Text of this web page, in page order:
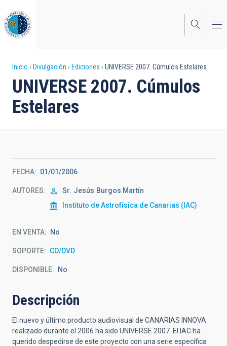
al
contenido
principal
Sobrescribir
enlaces
de
la
navegación
Inicio Divulgación Ediciones UNIVERSE 2007. Cúmulos Estelares
UNIVERSE 2007. Cúmulos
Estelares
FECHA 01/01/2006
AUTORES Sr. Jesús Burgos Martín
Instituto de Astrofísica de Canarias (IAC)
EN VENTA No
SOPORTE CD/DVD
DISPONIBLE No
Descripción
El nuevo y último producto audiovisual de CANARIAS INNOVA
realizado durante el 2006 ha sido UNIVERSE 2007. El IAC ha
querido despedirse de este proyecto con una serie específica